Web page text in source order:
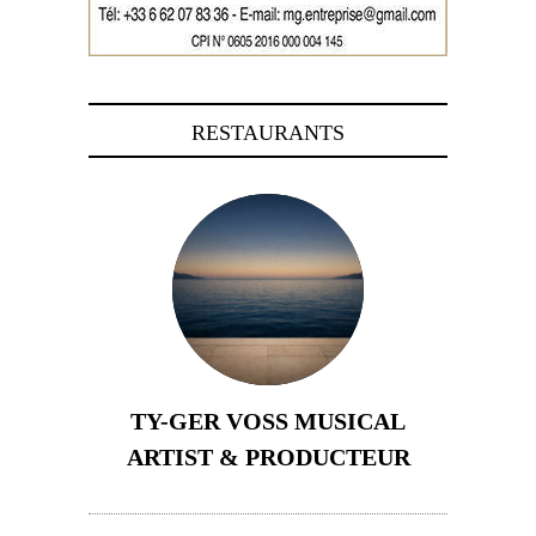
RESTAURANTS
TY-GER VOSS MUSICAL
ARTIST & PRODUCTEUR